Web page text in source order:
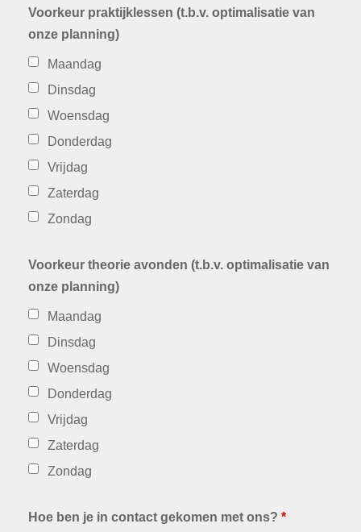
Voorkeur praktijklessen (t.b.v. optimalisatie van
onze planning)
Maandag
Dinsdag
Woensdag
Donderdag
Vrijdag
Zaterdag
Zondag
Voorkeur theorie avonden (t.b.v. optimalisatie van
onze planning)
Maandag
Dinsdag
Woensdag
Donderdag
Vrijdag
Zaterdag
Zondag
Hoe ben je in contact gekomen met ons? *